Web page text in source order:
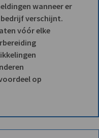
wanneer er
verschijnt.
vóór elke
op